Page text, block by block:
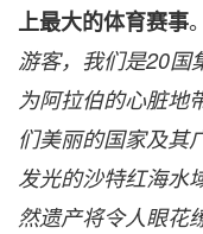
上最大的体育赛事。
游客，我们是20国
为阿拉伯的心脏地
们美丽的国家及其
发光的沙特红海水
然遗产将令人眼花